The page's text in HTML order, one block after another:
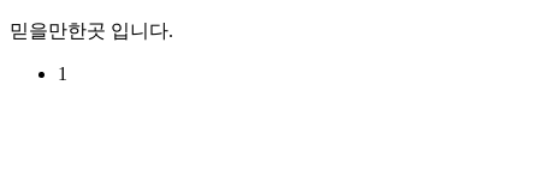
믿을만한곳 입니다.
1